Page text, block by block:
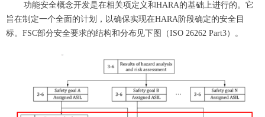
功能安全概念开发是在相关项定义和HARA的基础上进行的。它
旨在制定一个全面的计划，以确保实现在HARA阶段确定的安全目
标。FSC部分安全要求的结构和分布见下图 （ISO 26262 Part3） 。